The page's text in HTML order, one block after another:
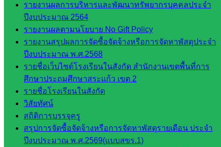
รายงานผลการบริหารและพัฒนาทรัพยากรบุคคลประจำ
ปีงบประมาณ 2564
รายงานผลตามนโยบาย No Gift Policy
รายงานสรุปผลการจัดซื้อจัดจ้างหรือการจัดหาพัสดุประจำ
ปีงบประมาณ พ.ศ.2568
รายชื่อเว็บไซต์โรงเรียนในสังกัด สำนักงานเขตพื้นที่การ
ศึกษาประถมศึกษาสระแก้ว เขต 2
รายชื่อโรงเรียนในสังกัด
วิสัยทัศน์
สถิติการบรรจุครู
สรุปการจัดซื้อจัดจ้างหรือการจัดหาพัสดุรายเดือน ประจำ
ปีงบประมาณ พ.ศ.2569(แบบสขร.1)
นิเทศ
ศน.ชยา
ธิศ/
ศน.อัญชลี
ห้อง
นิเทศ
ดร.สราว
ดี เพ็งศรี
โคตร
เว็บไซต์
คณะ